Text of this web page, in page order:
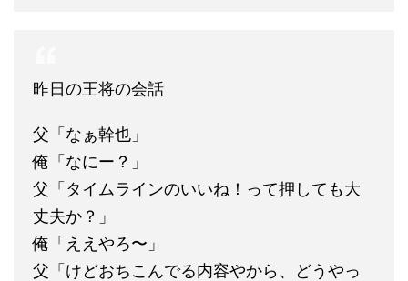
昨日の王将の会話
父「なぁ幹也」
俺「なにー？」
父「タイムラインのいいね！って押しても大
丈夫か？」
俺「ええやろ〜」
父「けどおちこんでる内容やから、どうやっ